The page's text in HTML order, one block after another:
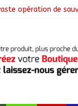
opération de
Ferrick Kodjoguila
FCFA pour
demandes de